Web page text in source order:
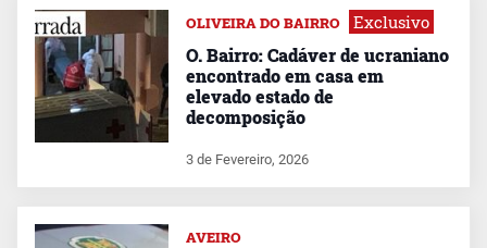
OLIVEIRA DO BAIRRO Exclusivo
O. Bairro: Cadáver de ucraniano
encontrado em casa em
elevado estado de
decomposição
3 de Fevereiro, 2026
AVEIRO